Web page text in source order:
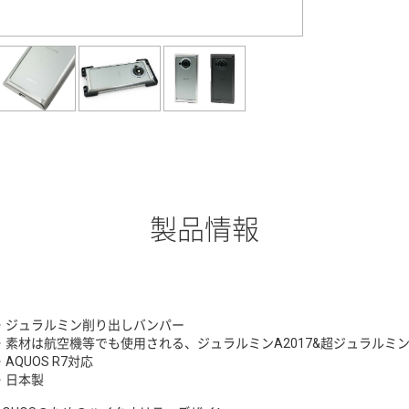
製品情報
ジュラルミン削り出しバンパー
素材は航空機等でも使用される、ジュラルミンA2017&超ジュラルミ
AQUOS R7対応
日本製